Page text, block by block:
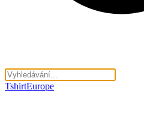
TshirtEurope